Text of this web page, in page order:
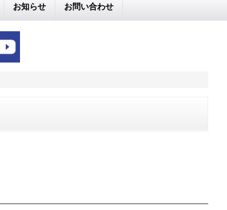
お知らせ お問い合わせ